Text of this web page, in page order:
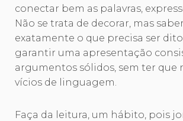
conectar bem as palavras,
Não se trata de decorar, mas saber
exatamente o que precisa ser
garantir uma apresentação
argumentos sólidos, sem ter que
vícios de linguagem.
Faça da leitura, um hábito, pois